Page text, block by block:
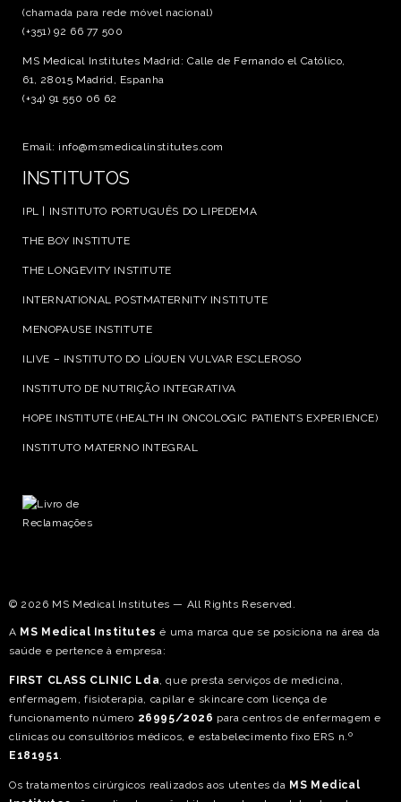
(chamada para rede móvel nacional)
(+351) 92 66 77 500
MS Medical Institutes Madrid: Calle de Fernando el Católico,
61, 28015 Madrid, Espanha
(+34) 91 550 06 62
Email: info@msmedicalinstitutes.com
INSTITUTOS
IPL | INSTITUTO PORTUGUÊS DO LIPEDEMA
THE BOY INSTITUTE
THE LONGEVITY INSTITUTE
INTERNATIONAL POSTMATERNITY INSTITUTE
MENOPAUSE INSTITUTE
ILIVE – INSTITUTO DO LÍQUEN VULVAR ESCLEROSO
INSTITUTO DE NUTRIÇÃO INTEGRATIVA
HOPE INSTITUTE (HEALTH IN ONCOLOGIC PATIENTS EXPERIENCE)
INSTITUTO MATERNO INTEGRAL
© 2026 MS Medical Institutes — All Rights Reserved.
A MS Medical Institutes é uma marca que se posiciona na área da
saúde e pertence à empresa:
FIRST CLASS CLINIC Lda, que presta serviços de medicina,
enfermagem, fisioterapia, capilar e skincare com licença de
funcionamento número 26995/2026 para centros de enfermagem e
clínicas ou consultórios médicos, e estabelecimento fixo ERS n.º
E181951.
Os tratamentos cirúrgicos realizados aos utentes da MS Medical